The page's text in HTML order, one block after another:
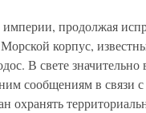
продолжая
корпус,
В свете
сообщениям в связи
охранять